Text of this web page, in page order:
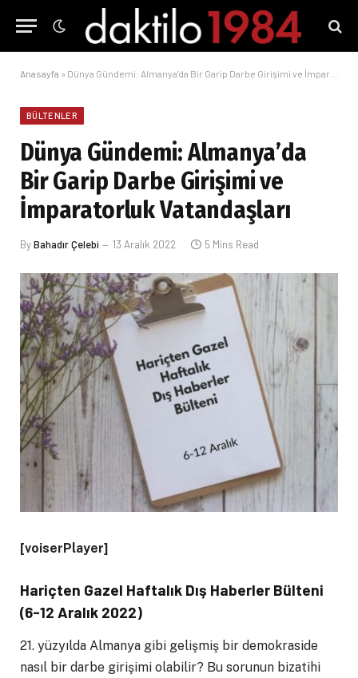
Anasayfa » Dünya Gündemi: Almanya’da Bir Garip Darbe Girişimi ve İmparatorluk Vatandaşları
BÜLTENLER
Dünya Gündemi: Almanya’da
Bir Garip Darbe Girişimi ve
İmparatorluk Vatandaşları
ByBahadır Çelebi 13 Aralık 2022 5 Mins Read
[voiserPlayer]
Hariçten Gazel Haftalık Dış Haberler Bülteni
(6-12 Aralık 2022)
21. yüzyılda Almanya gibi gelişmiş bir demokraside
nasıl bir darbe girişimi olabilir? Bu sorunun bizatihi